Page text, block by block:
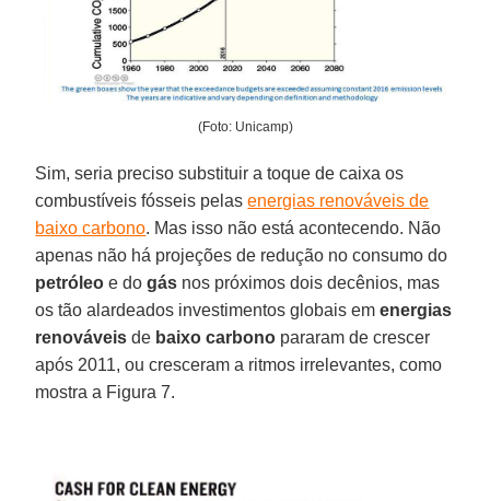
(Foto: Unicamp)
Sim, seria preciso substituir a toque de caixa os
combustíveis fósseis pelasenergias renováveis de
baixo carbono. Mas isso não está acontecendo. Não
apenas não há projeções de redução no consumo do
petróleo e dogás nos próximos dois decênios, mas
os tão alardeados investimentos globais emenergias
renováveis de baixo carbono pararam de crescer
após 2011, ou cresceram a ritmos irrelevantes, como
mostra a Figura 7.